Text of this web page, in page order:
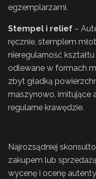
egzemplarzami.
Stempel i relief –
ręcznie, stemplem
nieregularność
odlewane w formach
zbyt gładką
maszynowo, imitujące
regularne krawędzie.
Najrozsądniej
zakupem lub
wycenę i ocenę